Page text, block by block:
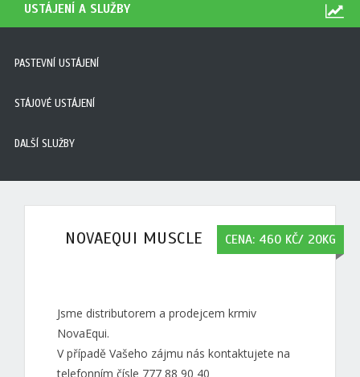
USTÁJENÍ A SLUŽBY
PASTEVNÍ USTÁJENÍ
STÁJOVÉ USTÁJENÍ
DALŠÍ SLUŽBY
NOVAEQUI MUSCLE
Jsme distributorem a prodejcem krmiv
NovaEqui.
V případě Vašeho zájmu nás kontaktujete na
telefonním čísle 777 88 90 40
CENA: 460 KČ/ 20KG